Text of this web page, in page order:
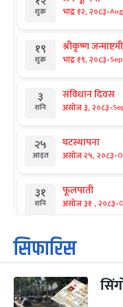
शुक्र भाद्र १२, २०८३-
१९
शुक्र
श्रीकृष्ण
भाद्र १९, २०८३-
३
शनि
संविधान दिवस
असोज ३, २०८३-
२५
आइत
घटस्थापना
असोज २५, २०८३-
३१
शनि
फूलपाती
असोज ३१ , २०८३-
१
आइत
कार्तिक सङ्क्रान्ति
कार्तिक १, २०८३
३
मंगल
महानवमी
कार्तिक ३, २०८३
सिफारिस